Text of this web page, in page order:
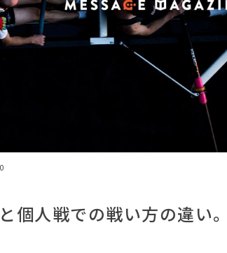
個人戦での戦い方の違い。